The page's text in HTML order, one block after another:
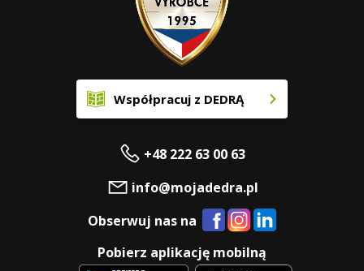
Współpracuj z DEDRĄ
+48 222 63 00 63
info@mojadedra.pl
Obserwuj nas na
Pobierz aplikację mobilną